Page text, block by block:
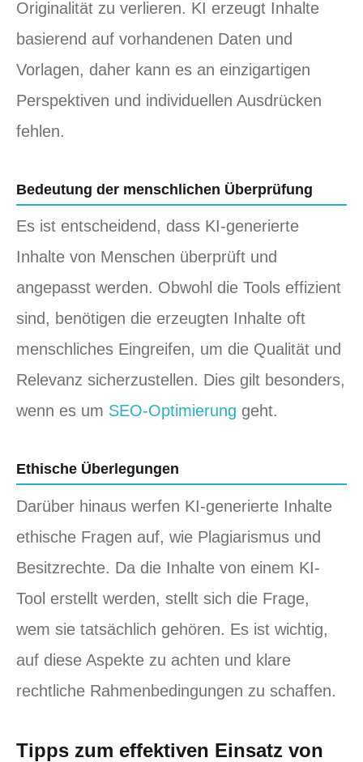
Originalität zu verlieren. KI erzeugt Inhalte
basierend auf vorhandenen Daten und
Vorlagen, daher kann es an einzigartigen
Perspektiven und individuellen Ausdrücken
fehlen.
Bedeutung der menschlichen Überprüfung
Es ist entscheidend, dass KI-generierte
Inhalte von Menschen überprüft und
angepasst werden. Obwohl die Tools effizient
sind, benötigen die erzeugten Inhalte oft
menschliches Eingreifen, um die Qualität und
Relevanz sicherzustellen. Dies gilt besonders,
wenn es um SEO-Optimierung geht.
Ethische Überlegungen
Darüber hinaus werfen KI-generierte Inhalte
ethische Fragen auf, wie Plagiarismus und
Besitzrechte. Da die Inhalte von einem KI-
Tool erstellt werden, stellt sich die Frage,
wem sie tatsächlich gehören. Es ist wichtig,
auf diese Aspekte zu achten und klare
rechtliche Rahmenbedingungen zu schaffen.
Tipps zum effektiven Einsatz von